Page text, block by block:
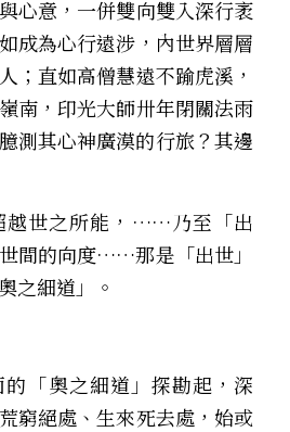
意，一併雙向雙入深行袤
成為心行遠涉，內世界層層
；直如高僧慧遠不踰虎溪，
南，印光大師卅年閉關法雨
其心神廣漠的行旅？其邊
世之所能，……乃至「出
間的向度……那是「出世」
之細道」。
「奧之細道」探勘起，深
窮絕處、生來死去處，始或